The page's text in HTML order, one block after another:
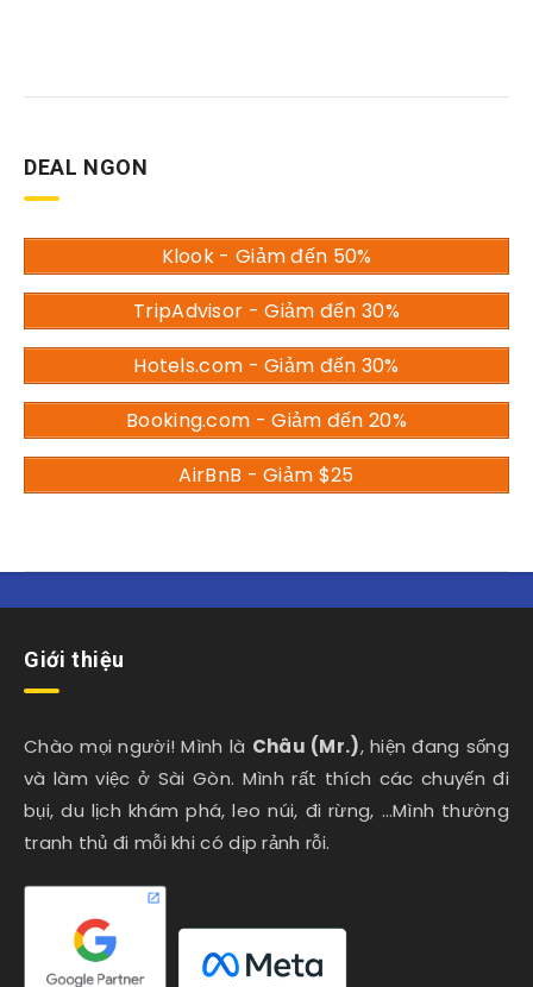
DEAL NGON
Klook - Giảm đến 50%
TripAdvisor - Giảm đến 30%
Hotels.com - Giảm đến 30%
Booking.com - Giảm đến 20%
AirBnB - Giảm $25
Giới thiệu
Chào mọi người! Mình là Châu (Mr.), hiện đang sống
và làm việc ở Sài Gòn. Mình rất thích các chuyến đi
bụi, du lịch khám phá, leo núi, đi rừng, …Mình thường
tranh thủ đi mỗi khi có dịp rảnh rỗi.